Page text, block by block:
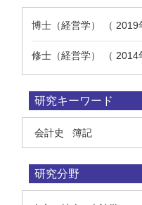
博士（経営学） （
修士（経営学） （
研究キーワード
会計史 簿記
研究分野